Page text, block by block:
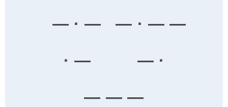
— · —
— · — —
· —
— ·
— — —